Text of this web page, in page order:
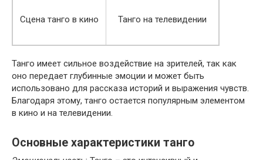
Сцена танго в кино Танго на телевидении
Танго имеет сильное воздействие на зрителей, так как
оно передает глубинные эмоции и может быть
использовано для рассказа историй и выражения чувств.
Благодаря этому, танго остается популярным элементом
в кино и на телевидении.
Основные характеристики танго